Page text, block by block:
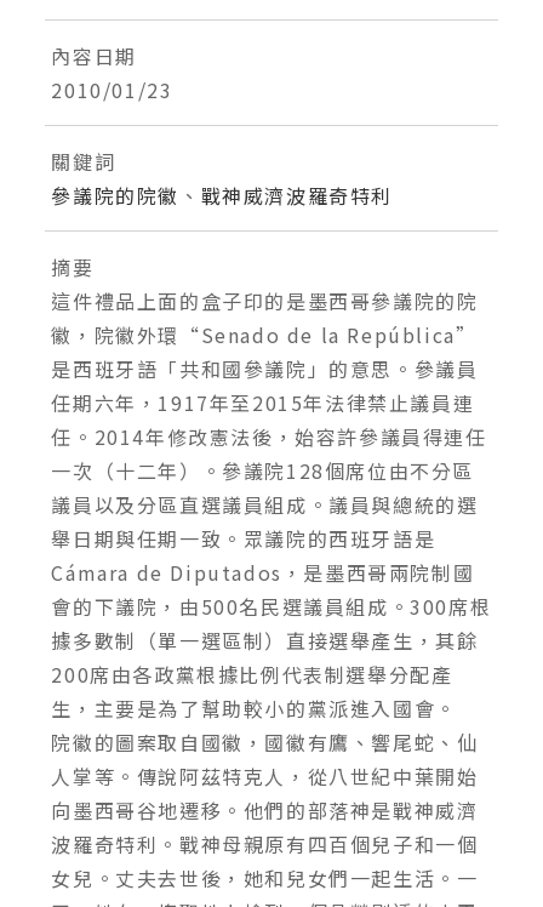
內容日期
2010/01/23
關鍵詞
參議院的院徽 、 戰神威濟波羅奇特利
摘要
這件禮品上面的盒子印的是墨西哥參議院的院
徽，院徽外環“Senado de la República”
是西班牙語「共和國參議院」的意思。參議員
任期六年，1917年至2015年法律禁止議員連
任。2014年修改憲法後，始容許參議員得連任
一次（十二年）。參議院128個席位由不分區
議員以及分區直選議員組成。議員與總統的選
舉日期與任期一致。眾議院的西班牙語是
Cámara de Diputados，是墨西哥兩院制國
會的下議院，由500名民選議員組成。300席根
據多數制（單一選區制）直接選舉產生，其餘
200席由各政黨根據比例代表制選舉分配產
生，主要是為了幫助較小的黨派進入國會。
院徽的圖案取自國徽，國徽有鷹、響尾蛇、仙
人掌等。傳說阿茲特克人，從八世紀中葉開始
向墨西哥谷地遷移。他們的部落神是戰神威濟
波羅奇特利。戰神母親原有四百個兒子和一個
女兒。丈夫去世後，她和兒女們一起生活。一